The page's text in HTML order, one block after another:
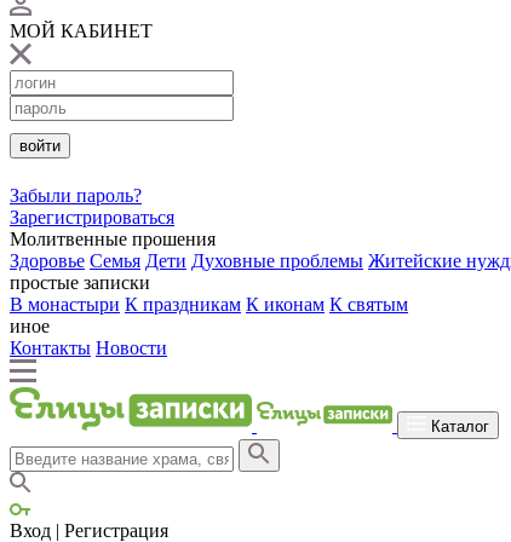
МОЙ КАБИНЕТ
войти
Забыли пароль?
Зарегистрироваться
Молитвенные прошения
Здоровье Семья Дети Духовные проблемы Житейские
простые записки
В монастыри К праздникам К иконам К святым
иное
Контакты Новости
Каталог
Вход | Регистрация